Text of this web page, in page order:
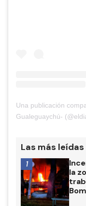
Una publicación
Gualeguaychú-
Las más leídas
la
1